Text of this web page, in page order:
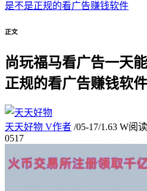
是不是正规的看广告赚钱软件
正文
尚玩福马看广告一天
正规的看广告赚钱软件
天天好物 V作者 /05-17/1.63 W阅读
0517